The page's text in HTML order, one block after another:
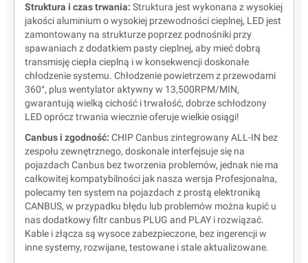
Struktura i czas trwania: Struktura jest wykonana z wysokiej
jakości aluminium o wysokiej przewodności cieplnej, LED jest
zamontowany na strukturze poprzez podnośniki przy
spawaniach z dodatkiem pasty cieplnej, aby mieć dobrą
transmisję ciepła cieplną i w konsekwencji doskonałe
chłodzenie systemu. Chłodzenie powietrzem z przewodami
360°, plus wentylator aktywny w 13,500RPM/MIN,
gwarantują wielką cichość i trwałość, dobrze schłodzony
LED oprócz trwania wiecznie oferuje wielkie osiągi!
Canbus i zgodność: CHIP Canbus zintegrowany ALL-IN bez
zespołu zewnętrznego, doskonale interfejsuje się na
pojazdach Canbus bez tworzenia problemów, jednak nie ma
całkowitej kompatybilności jak nasza wersja Profesjonalna,
polecamy ten system na pojazdach z prostą elektroniką
CANBUS, w przypadku błędu lub problemów można kupić u
nas dodatkowy filtr canbus PLUG and PLAY i rozwiązać.
Kable i złącza są wysoce zabezpieczone, bez ingerencji w
inne systemy, rozwijane, testowane i stale aktualizowane.